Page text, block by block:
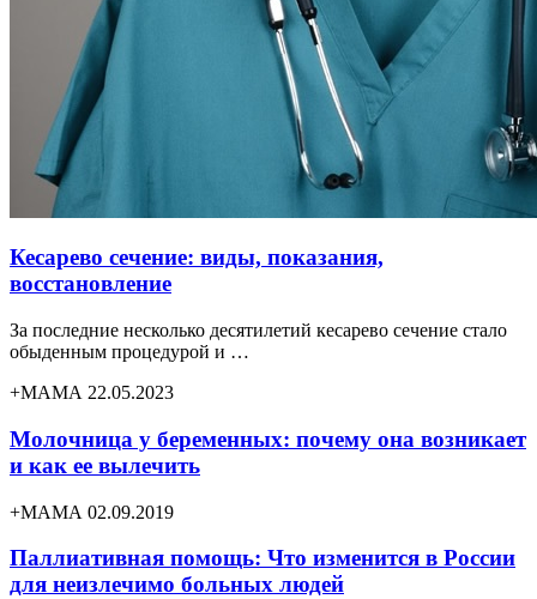
Кесарево сечение: виды, показания,
восстановление
За последние несколько десятилетий кесарево сечение стало
обыденным процедурой и …
+МАМА 22.05.2023
Молочница у беременных: почему она возникает
и как ее вылечить
+МАМА 02.09.2019
Паллиативная помощь: Что изменится в России
для неизлечимо больных людей